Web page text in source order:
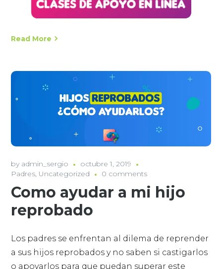
Read More
by admin_sergio
octubre 1, 2019
Padres, Uncategorized 0 comments
Como ayudar a mi hijo
reprobado
Los padres se enfrentan al dilema de reprender
a sus hijos reprobados y no saben si castigarlos
o apoyarlos para que puedan superar este